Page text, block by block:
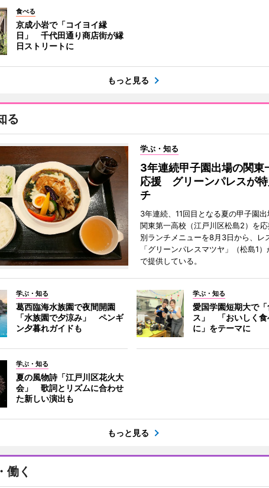
食べる
京成小岩で「コイヨイ縁
日」 千代田通り商店街が縁
日ストリートに
もっと見る
る
学ぶ・知る
3年連続甲子園出場の関東
応援 グリーンパレスが特
チ
3年連続、11回目となる夏の甲子園
関東第一高校（江戸川区松島2）を
別ランチメニューを8月3日から、レ
「グリーンパレスマツヤ」（松島1
で提供している。
学ぶ・知る
葛西臨海水族園で夜間開園
「水族園で夕涼み」 ペンギ
ン夕暮れガイドも
学ぶ・知る
愛国学園短期大で
ス」 「おいしく食
に」をテーマに
学ぶ・知る
夏の風物詩「江戸川区花火大
会」 歌詞とリズムに合わせ
た新しい演出も
もっと見る
働く